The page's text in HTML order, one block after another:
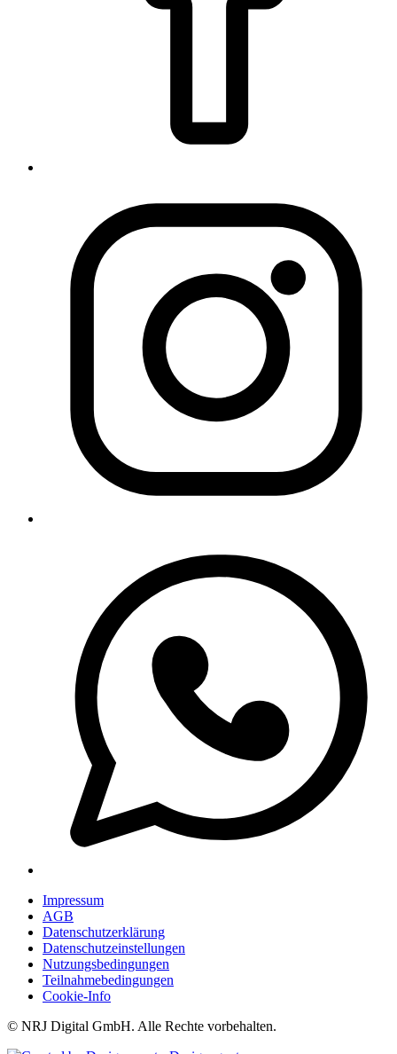
Impressum
AGB
Datenschutzerklärung
Datenschutzeinstellungen
Nutzungsbedingungen
Teilnahmebedingungen
Cookie-Info
© NRJ Digital GmbH. Alle Rechte vorbehalten.